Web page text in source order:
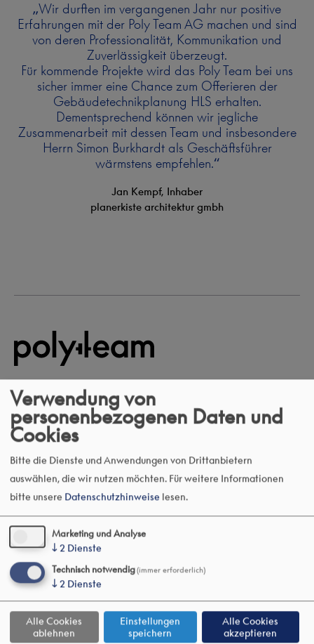
Wir durften im vergangenen Jahr nur positive
Erfahrungen mit der Poly Team AG machen und sind
von deren Professionalität, Kommunikation und
Zuverlässigkeit überzeugt.
Für kommende Projekte wird das Poly Team bei uns
sicher immer eine Chance zum Offerieren der
Gebäudetechnikplanung HLS erhalten.
Dementsprechend können wir jegliche
Zusammenarbeit mit dessen Team und insbesondere
Herrn Simon Burkhardt als Geschäftsführer
wärmstens empfehlen.
Jan Kempf, Inhaber
planerkiste architektur gmbh
Polyteam AG
Wildischachenstrasse 36
5200 Brugg
056 441 96 21
E-Mail-Adresse anzeigen
Planung HLKS
Planung Kommunikation
Referenzen
Über uns
Datenschutz
Verwendung von
personenbezogenen Daten und
Cookies
Bitte die Dienste und Anwendungen von Drittanbietern
auswählen, die wir nutzen möchten. Für weitere Informationen
bitte unsere Datenschutzhinweise lesen.
Marketing und Analyse
↓2 Dienste
Technisch notwendig(immer erforderlich)
↓2 Dienste
Alle Cookies
ablehnen
Einstellungen
speichern
Alle Cookies
akzeptieren